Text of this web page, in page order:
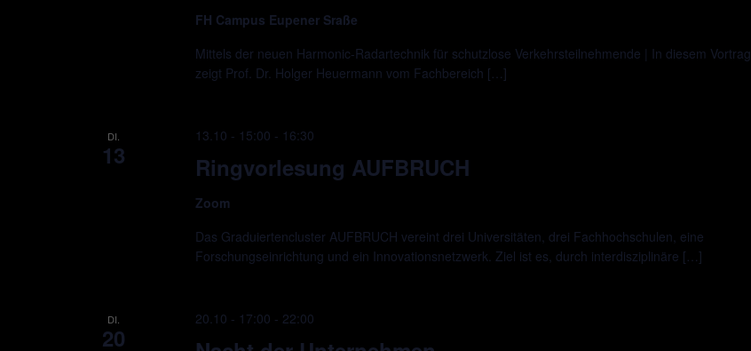
FH Campus Eupener Sraße
Mittels der neuen Harmonic-Radartechnik für schutzlose Verkehrsteilnehmende | In diesem Vortrag
zeigt Prof. Dr. Holger Heuermann vom Fachbereich […]
DI.
13 Ringvorlesung AUFBRUCH
13.10 - 15:00 - 16:30
Zoom
Das Graduiertencluster AUFBRUCH vereint drei Universitäten, drei Fachhochschulen, eine
Forschungseinrichtung und ein Innovationsnetzwerk. Ziel ist es, durch interdisziplinäre […]
DI.
20
20.10 - 17:00 - 22:00